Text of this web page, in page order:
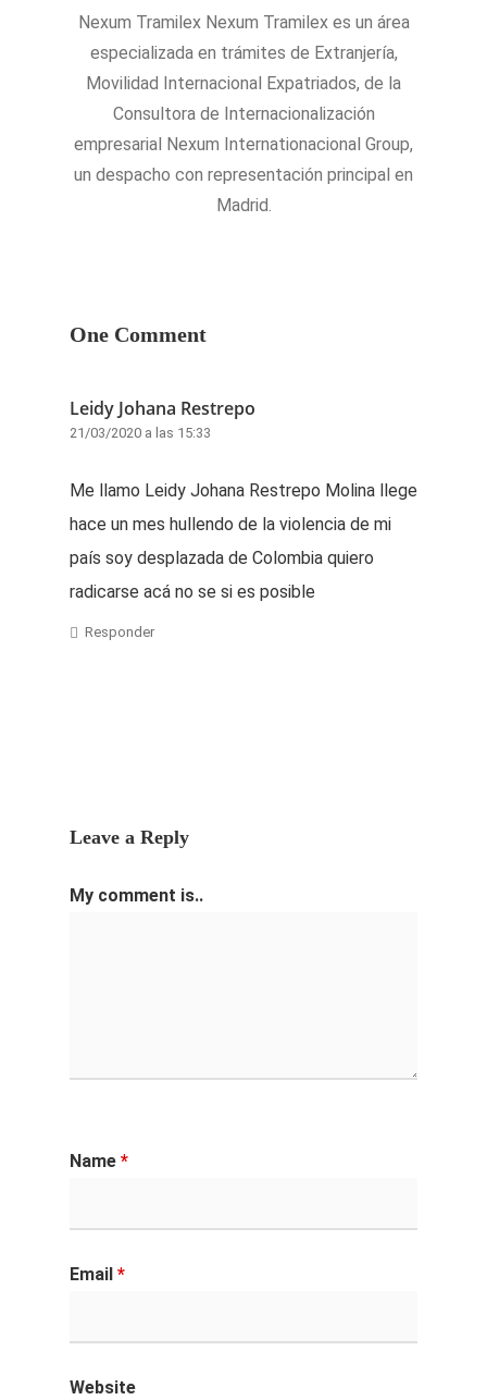
Nexum Tramilex Nexum Tramilex es un área
especializada en trámites de Extranjería,
Movilidad Internacional Expatriados, de la
Consultora de Internacionalización
empresarial Nexum Internationacional Group,
un despacho con representación principal en
Madrid.
One Comment
Leidy Johana Restrepo
21/03/2020 a las 15:33
Me llamo Leidy Johana Restrepo Molina llege
hace un mes hullendo de la violencia de mi
país soy desplazada de Colombia quiero
radicarse acá no se si es posible
Responder
Leave a Reply
My comment is..
Name *
Email *
Website